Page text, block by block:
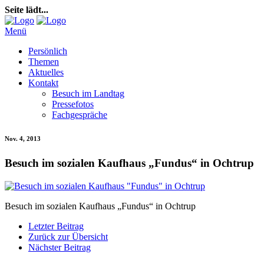
Seite lädt...
Menü
Persönlich
Themen
Aktuelles
Kontakt
Besuch im Landtag
Pressefotos
Fachgespräche
Nov. 4, 2013
Besuch im sozialen Kaufhaus „Fundus“ in Ochtrup
Besuch im sozialen Kaufhaus „Fundus“ in Ochtrup
Letzter Beitrag
Zurück zur Übersicht
Nächster Beitrag